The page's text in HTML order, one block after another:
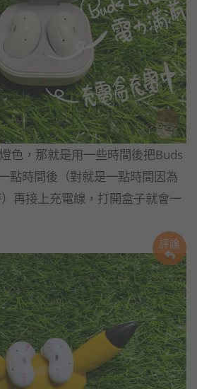
評論
色，那就是用一些時間後把Buds
點時間後（對就是一點時間因為
再接上充電線，打開盒子就會一